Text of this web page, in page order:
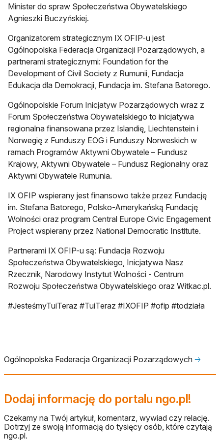
Minister do spraw Społeczeństwa Obywatelskiego
Agnieszki Buczyńskiej.
Organizatorem strategicznym IX OFIP-u jest
Ogólnopolska Federacja Organizacji Pozarządowych, a
partnerami strategicznymi: Foundation for the
Development of Civil Society z Rumunii, Fundacja
Edukacja dla Demokracji, Fundacja im. Stefana Batorego.
Ogólnopolskie Forum Inicjatyw Pozarządowych wraz z
Forum Społeczeństwa Obywatelskiego to inicjatywa
regionalna finansowana przez Islandię, Liechtenstein i
Norwegię z Funduszy EOG i Funduszy Norweskich w
ramach Programów Aktywni Obywatele – Fundusz
Krajowy, Aktywni Obywatele – Fundusz Regionalny oraz
Aktywni Obywatele Rumunia.
IX OFIP wspierany jest finansowo także przez Fundację
im. Stefana Batorego, Polsko-Amerykańską Fundację
Wolności oraz program Central Europe Civic Engagement
Project wspierany przez National Democratic Institute.
Partnerami IX OFIP-u są: Fundacja Rozwoju
Społeczeństwa Obywatelskiego, Inicjatywa Nasz
Rzecznik, Narodowy Instytut Wolności - Centrum
Rozwoju Społeczeństwa Obywatelskiego oraz Witkac.pl.
#JesteśmyTuiTeraz #TuiTeraz #IXOFIP #ofip #todziała
Ogólnopolska Federacja Organizacji Pozarządowych 🡢
Dodaj informację do portalu ngo.pl!
Czekamy na Twój artykuł, komentarz, wywiad czy relację.
Dotrzyj ze swoją informacją do tysięcy osób, które czytają
ngo.pl.